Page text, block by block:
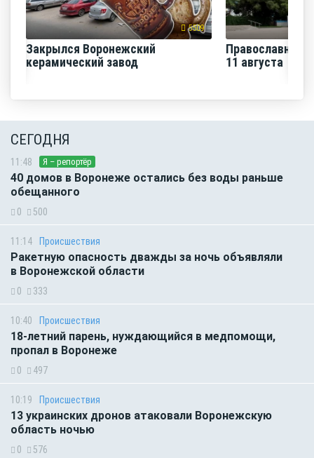
5509
Закрылся Воронежский
керамический завод
Православная
11 августа
СЕГОДНЯ
11:48 Я – репортёр
40 домов в Воронеже остались без воды раньше
обещанного
0 500
11:14 Происшествия
Ракетную опасность дважды за ночь объявляли
в Воронежской области
0 333
10:40 Происшествия
18-летний парень, нуждающийся в медпомощи,
пропал в Воронеже
0 497
10:19 Происшествия
13 украинских дронов атаковали Воронежскую
область ночью
0 576